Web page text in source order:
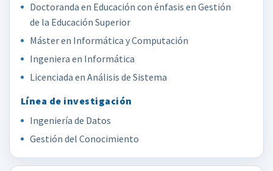
Doctoranda en Educación con énfasis en Gestión
de la Educación Superior
Máster en Informática y Computación
Ingeniera en Informática
Licenciada en Análisis de Sistema
Ingeniería de Datos
Gestión del Conocimiento